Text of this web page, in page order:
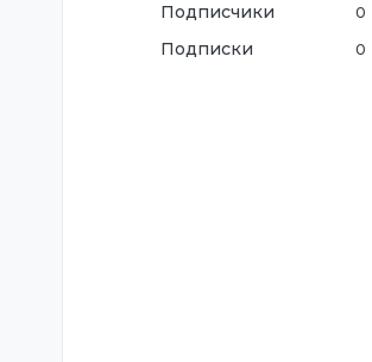
Подписчики 0
Подписки 0